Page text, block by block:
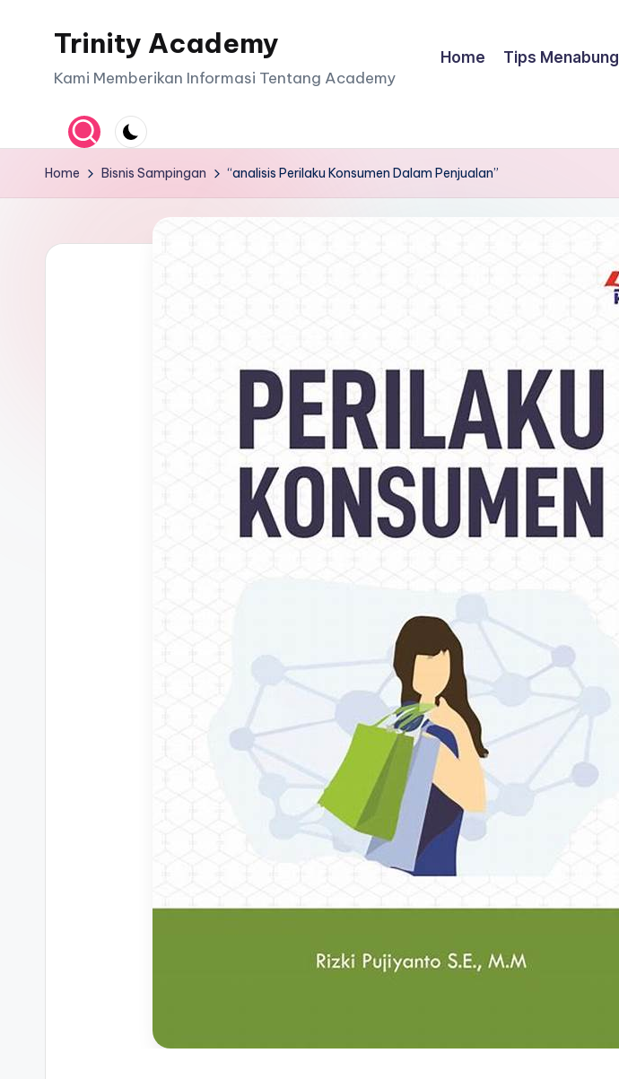
Trinity Academy
Kami Memberikan Informasi Tentang Academy
Home Tips Menabung
Home Bisnis Sampingan “analisis Perilaku Konsumen Dalam Penjualan”